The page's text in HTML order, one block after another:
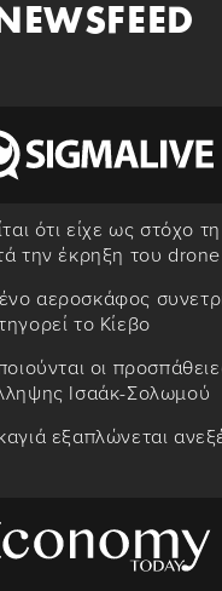
ότι είχε ως στόχο τη
την έκρηξη του drone
αεροσκάφος
το Κίεβο
οι
Ισαάκ-Σολωμού
εξαπλώνεται